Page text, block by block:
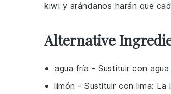
kiwi y arándanos harán que
Alternative
agua fría - Sustituir con
limón - Sustituir con lima: La